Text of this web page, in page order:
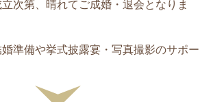
立次第、晴れてご成婚・退会となりま
婚準備や挙式披露宴・写真撮影のサポー